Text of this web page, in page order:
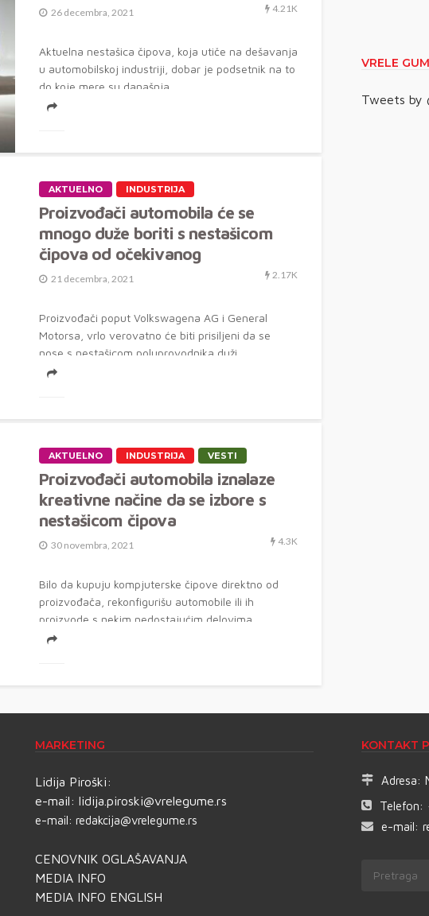
26 decembra, 2021 4.21K
Aktuelna nestašica čipova, koja utiče na dešavanja
u automobilskoj industriji, dobar je podsetnik na to
do koje mere su današnja...
AKTUELNO INDUSTRIJA
Proizvođači automobila će se
mnogo duže boriti s nestašicom
čipova od očekivanog
21 decembra, 2021 2.17K
Proizvođači poput Volkswagena AG i General
Motorsa, vrlo verovatno će biti prisiljeni da se
nose s nestašicom poluprovodnika duži
vremenski...
AKTUELNO INDUSTRIJA VESTI
Proizvođači automobila iznalaze
kreativne načine da se izbore s
nestašicom čipova
30 novembra, 2021 4.3K
Bilo da kupuju kompjuterske čipove direktno od
proizvođača, rekonfigurišu automobile ili ih
proizvode s nekim nedostajućim delovima,
proizvođači moraju da...
VRELE
Tweets by
MARKETING
Lidija Piroški:
e-mail: lidija.piroski@vrelegume.rs
e-mail: redakcija@vrelegume.rs
CENOVNIK OGLAŠAVANJA
MEDIA INFO
MEDIA INFO ENGLISH
KONTAKT
Adresa:
Telefon:
e-mail: